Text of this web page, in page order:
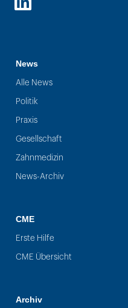
LinkedIn
News
Alle News
Politik
Praxis
Gesellschaft
Zahnmedizin
News-Archiv
CME
Erste Hilfe
CME Übersicht
Archiv